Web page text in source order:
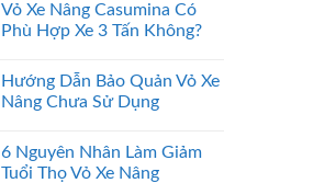
Vỏ Xe Nâng Casumina Có
Phù Hợp Xe 3 Tấn Không?
Hướng Dẫn Bảo Quản Vỏ Xe
Nâng Chưa Sử Dụng
6 Nguyên Nhân Làm Giảm
Tuổi Thọ Vỏ Xe Nâng